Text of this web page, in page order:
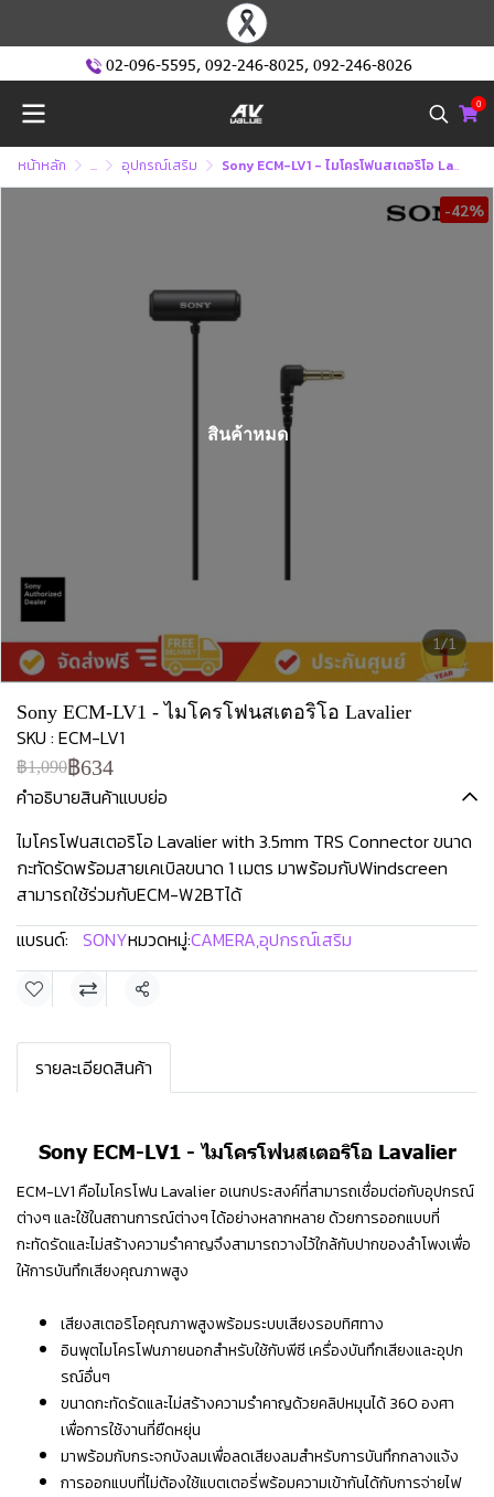
02-096-5595, 092-246-8025, 092-246-8026
0
หน้าหลัก ... อุปกรณ์เสริม Sony ECM-LV1 - ไมโครโฟนสเตอริโอ Lavalier
1/1
-42%
สินค้าหมด
Sony ECM-LV1 - ไมโครโฟนสเตอริโอ Lavalier
SKU : ECM-LV1
฿1,090฿634
คำอธิบายสินค้าแบบย่อ
ไมโครโฟนสเตอริโอ Lavalier with 3.5mm TRS Connector ขนาด
กะทัดรัดพร้อมสายเคเบิลขนาด 1 เมตร มาพร้อมกับWindscreen
สามารถใช้ร่วมกับECM-W2BTได้
แบรนด์: SONYหมวดหมู่:CAMERA,อุปกรณ์เสริม
แชร์
รายละเอียดสินค้า
Sony ECM-LV1 - ไมโครโฟนสเตอริโอ Lavalier
ECM-LV1 คือไมโครโฟน Lavalier อเนกประสงค์ที่สามารถเชื่อมต่อกับอุปกรณ์
ต่างๆ และใช้ในสถานการณ์ต่างๆ ได้อย่างหลากหลาย ด้วยการออกแบบที่
กะทัดรัดและไม่สร้างความรำคาญจึงสามารถวางไว้ใกล้กับปากของลำโพงเพื่อ
ให้การบันทึกเสียงคุณภาพสูง
เสียงสเตอริโอคุณภาพสูงพร้อมระบบเสียงรอบทิศทาง
อินพุตไมโครโฟนภายนอกสำหรับใช้กับพีซี เครื่องบันทึกเสียงและอุปก
รณ์อื่นๆ
ขนาดกะทัดรัดและไม่สร้างความรำคาญด้วยคลิปหมุนได้ 360 องศา
เพื่อการใช้งานที่ยืดหยุ่น
มาพร้อมกับกระจกบังลมเพื่อลดเสียงลมสำหรับการบันทึกกลางแจ้ง
การออกแบบที่ไม่ต้องใช้แบตเตอรี่พร้อมความเข้ากันได้กับการจ่ายไฟ